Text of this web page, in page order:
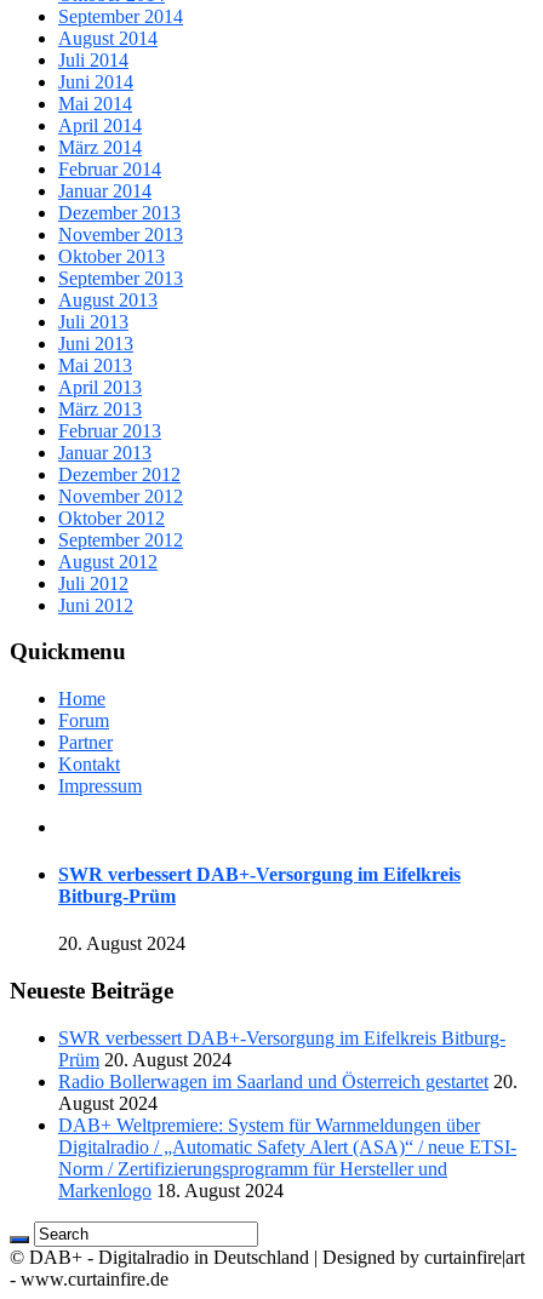
September 2014
August 2014
Juli 2014
Juni 2014
Mai 2014
April 2014
März 2014
Februar 2014
Januar 2014
Dezember 2013
November 2013
Oktober 2013
September 2013
August 2013
Juli 2013
Juni 2013
Mai 2013
April 2013
März 2013
Februar 2013
Januar 2013
Dezember 2012
November 2012
Oktober 2012
September 2012
August 2012
Juli 2012
Juni 2012
Quickmenu
Home
Forum
Partner
Kontakt
Impressum
SWR verbessert DAB+-Versorgung im Eifelkreis
Bitburg-Prüm
20. August 2024
Neueste Beiträge
SWR verbessert DAB+-Versorgung im Eifelkreis Bitburg-
Prüm 20. August 2024
Radio Bollerwagen im Saarland und Österreich gestartet 20.
August 2024
DAB+ Weltpremiere: System für Warnmeldungen über
Digitalradio / „Automatic Safety Alert (ASA)“ / neue ETSI-
Norm / Zertifizierungsprogramm für Hersteller und
Markenlogo 18. August 2024
© DAB+ - Digitalradio in Deutschland | Designed by curtainfire|art
- www.curtainfire.de